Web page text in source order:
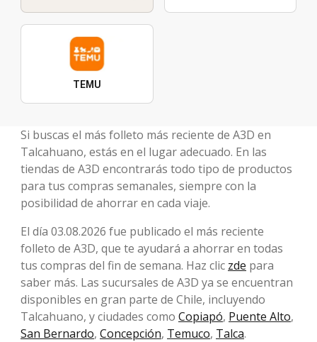
TEMU
Si buscas el más folleto más reciente de A3D en
Talcahuano, estás en el lugar adecuado. En las
tiendas de A3D encontrarás todo tipo de productos
para tus compras semanales, siempre con la
posibilidad de ahorrar en cada viaje.
El día 03.08.2026 fue publicado el más reciente
folleto de A3D, que te ayudará a ahorrar en todas
tus compras del fin de semana. Haz clic zde para
saber más. Las sucursales de A3D ya se encuentran
disponibles en gran parte de Chile, incluyendo
Talcahuano, y ciudades como Copiapó, Puente Alto,
San Bernardo, Concepción, Temuco, Talca.